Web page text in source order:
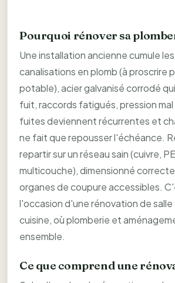
Pourquoi rénover sa
Une installation ancienne cumule
canalisations en plomb (à proscrire
potable), acier galvanisé corrodé
fuit, raccords fatigués, pression
fuites deviennent récurrentes et
ne fait que repousser l'échéance.
repartir sur un réseau sain (cuivre,
multicouche), dimensionné
organes de coupure accessibles.
l'occasion d'une rénovation de salle
cuisine, où plomberie et
ensemble.
Ce que comprend une